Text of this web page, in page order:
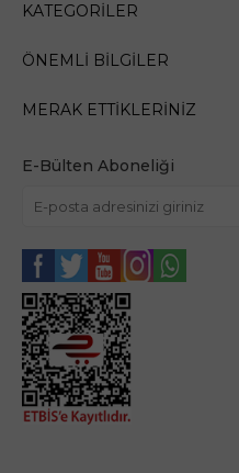
KATEGORILER
ÖNEMLI BILGILER
MERAK ETTIKLERINIZ
E-Bülten Aboneliği